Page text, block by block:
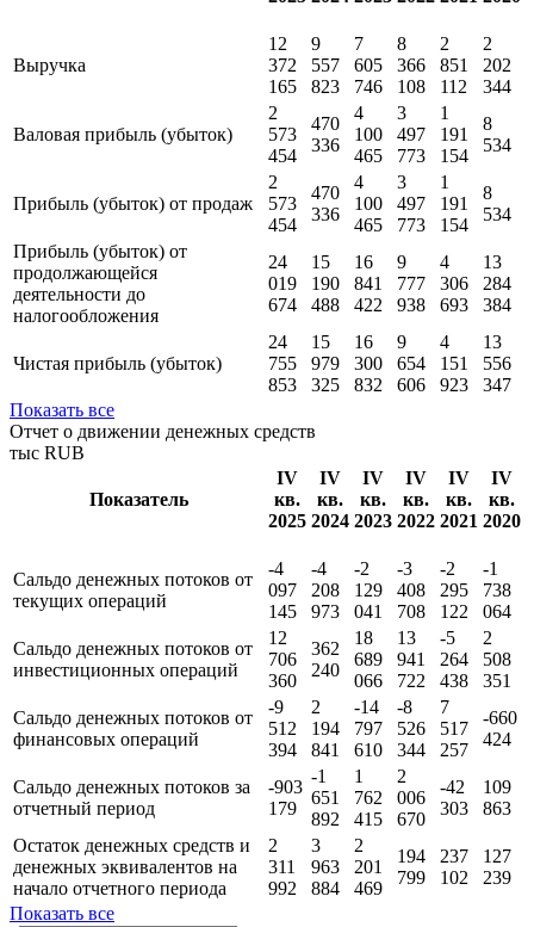
IV
кв.
2025
кв.
2024
IV
кв.
2023
кв.
2022
кв.
2021
кв.
2020
Выручка
12
372
165
9
557
7
605
746
8
366
108
2
851
112
2
202
Валовая прибыль (убыток)
2
573
454
470
336
4
100
465
3
497
773
1
191
154
8
534
Прибыль (убыток) от продаж
2
573
454
470
336
4
100
465
3
497
773
1
191
154
8
534
продолжающейся
деятельности до
24
019
674
15
190
488
16
841
422
9
777
938
4
306
693
13
284
384
Чистая прибыль (убыток)
755
979
Показать все
Отчет о движении денежных средств
Показатель
IV
кв.
2025
IV
кв.
2024
IV
кв.
2023
IV
кв.
2022
IV
кв.
2021
IV
кв.
2020
Сальдо денежных потоков от
текущих операций
-4
097
145
-4
208
-2
129
041
-3
408
708
-2
295
122
-1
738
064
Сальдо денежных потоков от
инвестиционных операций
12
706
360
362
240
18
689
066
13
941
722
-5
264
438
2
508
Сальдо денежных потоков от
финансовых операций
-9
512
2
194
841
-14
797
610
-8
526
344
7
517
-660
424
Сальдо денежных потоков за
отчетный период
-903
179
-1
651
892
1
762
415
2
006
-42
303
109
863